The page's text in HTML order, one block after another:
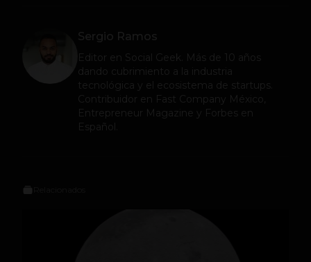
Sergio Ramos
Editor en Social Geek
. Más de 10 años
dando cubrimiento a la industria
tecnológica y el ecosistema de startups.
Contribuidor en Fast Company México,
Entrepreneur Magazine y Forbes en
Español.